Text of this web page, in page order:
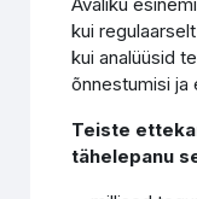
kui
kui analüüsid
õnnestumisi ja
Teiste
tähelepanu